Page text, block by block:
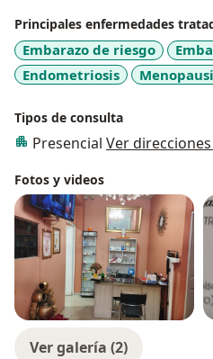
Principales enfermedades
Embarazo de riesgo
Endometriosis
Tipos de consulta
Presencial Ver direcciones
Fotos y videos
Ver galería (2)